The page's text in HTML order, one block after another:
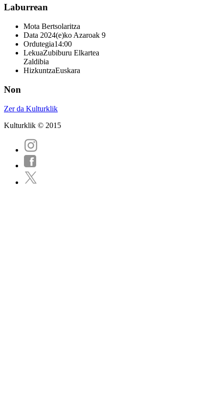
Laburrean
Mota Bertsolaritza
Data 2024(e)ko Azaroak 9
Ordutegia14:00
LekuaZubiburu Elkartea
Zaldibia
HizkuntzaEuskara
Non
Zer da Kulturklik
Kulturklik © 2015